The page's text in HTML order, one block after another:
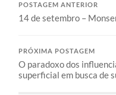
POSTAGEM ANTERIOR
14 de setembro –
PRÓXIMA POSTAGEM
O paradoxo dos
superficial em busca de